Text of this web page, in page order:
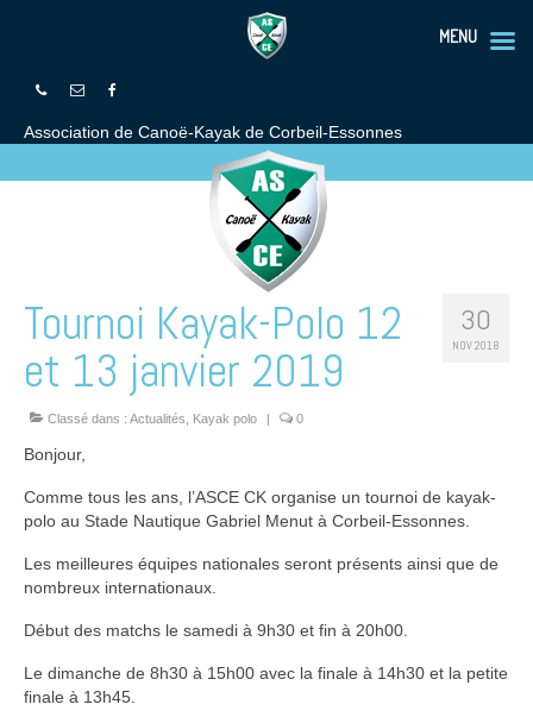
Association de Canoë-Kayak de Corbeil-Essonnes
30
NOV 2018
Tournoi Kayak-Polo 12
et 13 janvier 2019
Classé dans : Actualités Kayak polo | 0
Bonjour,
Comme tous les ans, l’ASCE CK organise un tournoi de kayak-
polo au Stade Nautique Gabriel Menut à Corbeil-Essonnes.
Les meilleures équipes nationales seront présents ainsi que de
nombreux internationaux.
Début des matchs le samedi à 9h30 et fin à 20h00.
Le dimanche de 8h30 à 15h00 avec la finale à 14h30 et la petite
finale à 13h45.
MENU